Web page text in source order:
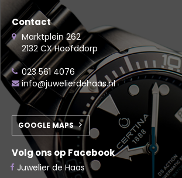
Contact
Marktplein 262
2132 CX Hoofddorp
023 561 4076
info@juwelierdehaas.nl
GOOGLE MAPS
Volg ons op Facebook
Juwelier de Haas